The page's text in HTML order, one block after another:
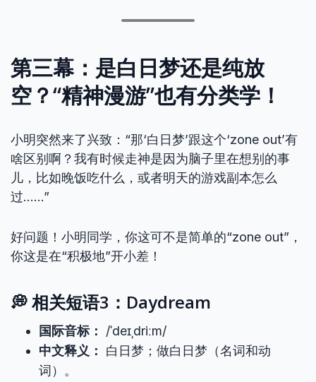
第三幕：是白日梦还是纯放
空？“精神漫游”也有分类学！
小明突然来了兴致：“那‘白日梦’跟这个‘zone out’有
啥区别啊？我有时候走神是因为脑子里在想别的事
儿，比如晚饭吃什么，或者明天的游戏副本怎么
过……”
好问题！小明同学，你这可不是简单的“zone out”，
你这是在“积极地”开小差！
💭 相关短语3：Daydream
国际音标：
/ˈdeɪˌdriːm/
中文释义：
白日梦；做白日梦（名词和动
词）。